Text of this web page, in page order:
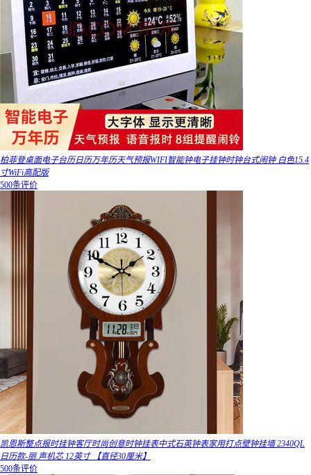
柏菲登桌面电子台历日历万年历天气预报WIFI智能钟电子挂钟时钟台式闹钟 白色15.4
寸WiFi高配版
500条评价
凯恩斯整点报时挂钟客厅时尚创意时钟挂表中式石英钟表家用打点壁钟挂墙 2340QL
日历款-丽.声机芯 12英寸 【直径30厘米】
500条评价